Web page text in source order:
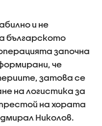
и не
българското
започна
че
затова се
на логистика за
на хората
Николов.